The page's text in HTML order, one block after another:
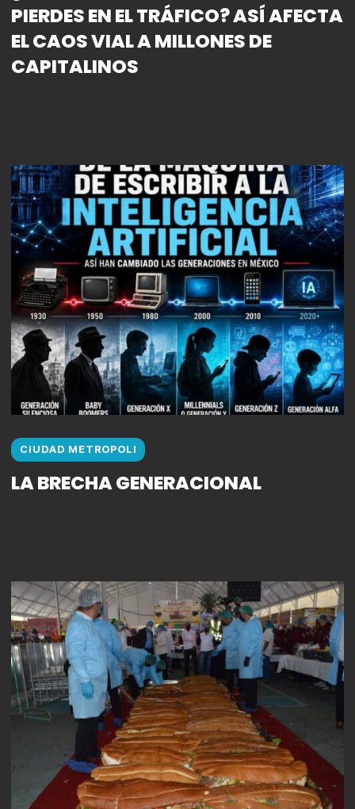
PIERDES EN EL TRÁFICO? ASÍ AFECTA
EL CAOS VIAL A MILLONES DE
CAPITALINOS
CIUDAD METROPOLI
LA BRECHA GENERACIONAL